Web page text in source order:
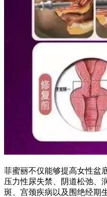
菲蜜丽不仅能够提高女性盆
压力性尿失禁、阴道松弛、
斑、宫颈疾病以及围绝经期